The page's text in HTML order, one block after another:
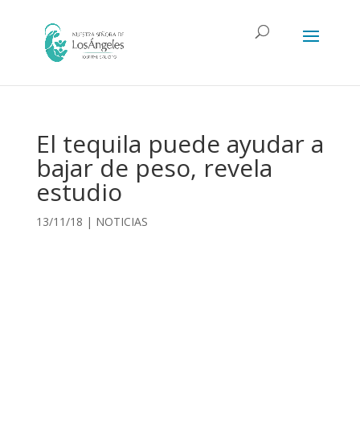
El tequila puede ayudar a
bajar de peso, revela
estudio
13/11/18 | NOTICIAS